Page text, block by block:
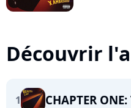
Découvrir
1 CHAPTER